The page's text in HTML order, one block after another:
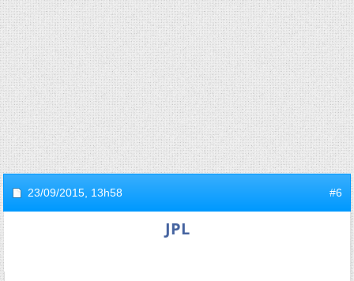
23/09/2015, 13h58 #6
JPL